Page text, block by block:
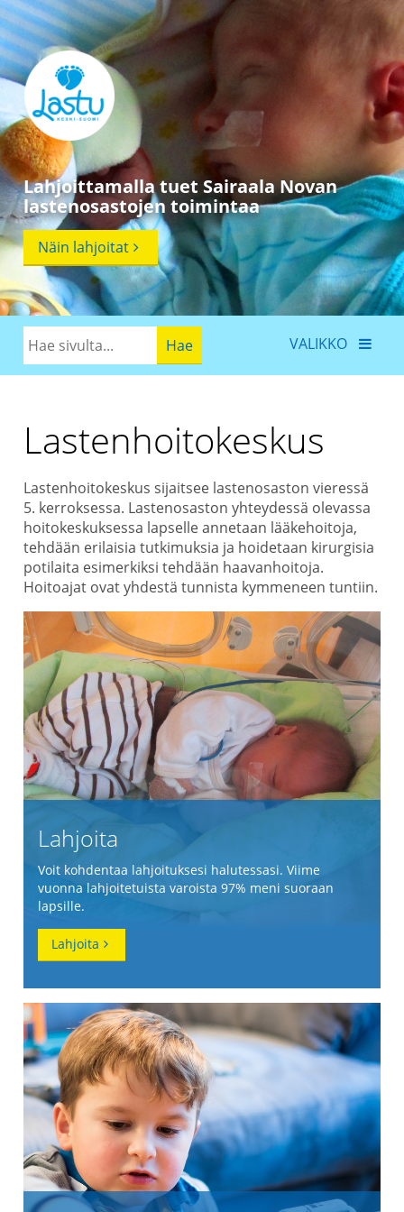
Lahjoittamalla tuet Sairaala Novan
lastenosastojen toimintaa
Näin lahjoitat
VALIKKO
Lastenhoitokeskus
Lastenhoitokeskus sijaitsee lastenosaston vieressä
5. kerroksessa. Lastenosaston yhteydessä olevassa
hoitokeskuksessa lapselle annetaan lääkehoitoja,
tehdään erilaisia tutkimuksia ja hoidetaan kirurgisia
potilaita esimerkiksi tehdään haavanhoitoja.
Hoitoajat ovat yhdestä tunnista kymmeneen tuntiin.
Lahjoita
Voit kohdentaa lahjoituksesi halutessasi. Viime
vuonna lahjoitetuista varoista 97% meni suoraan
lapsille.
Lahjoita